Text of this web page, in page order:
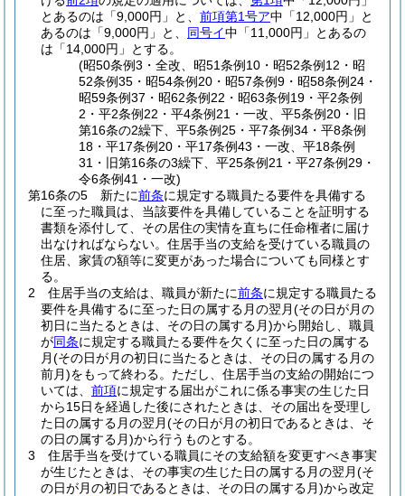
とあるのは「9,000円」と、 前項第1号ア中「12,000円」と
あるのは「9,000円」と、 同号イ中「11,000円」とあるの
は「14,000円」とする。
(昭50条例3・全改、昭51条例10・昭52条例12・昭
52条例35・昭54条例20・昭57条例9・昭58条例24・
昭59条例37・昭62条例22・昭63条例19・平2条例
2・平2条例22・平4条例21・一改、平5条例20・旧
第16条の2繰下、平5条例25・平7条例34・平8条例
18・平17条例20・平17条例43・一改、平18条例
31・旧第16条の3繰下、平25条例21・平27条例29・
令6条例41・一改)
第16条の5
新たに前条に規定する職員たる要件を具備する
に至った職員は、当該要件を具備していることを証明する
書類を添付して、その居住の実情を直ちに任命権者に届け
出なければならない。 住居手当の支給を受けている職員の
住居、家賃の額等に変更があった場合についても同様とす
る。
2
住居手当の支給は、職員が新たに前条に規定する職員たる
要件を具備するに至った日の属する月の翌月(その日が月の
初日に当たるときは、その日の属する月)から開始し、職員
が同条に規定する職員たる要件を欠くに至った日の属する
月(その日が月の初日に当たるときは、その日の属する月の
前月)をもって終わる。 ただし、住居手当の支給の開始につ
いては、 前項に規定する届出がこれに係る事実の生じた日
から15日を経過した後にされたときは、その届出を受理し
た日の属する月の翌月(その日が月の初日であるときは、そ
の日の属する月)から行うものとする。
3
住居手当を受けている職員にその支給額を変更すべき事実
が生じたときは、その事実の生じた日の属する月の翌月(そ
の日が月の初日であるときは、その日の属する月)から改定